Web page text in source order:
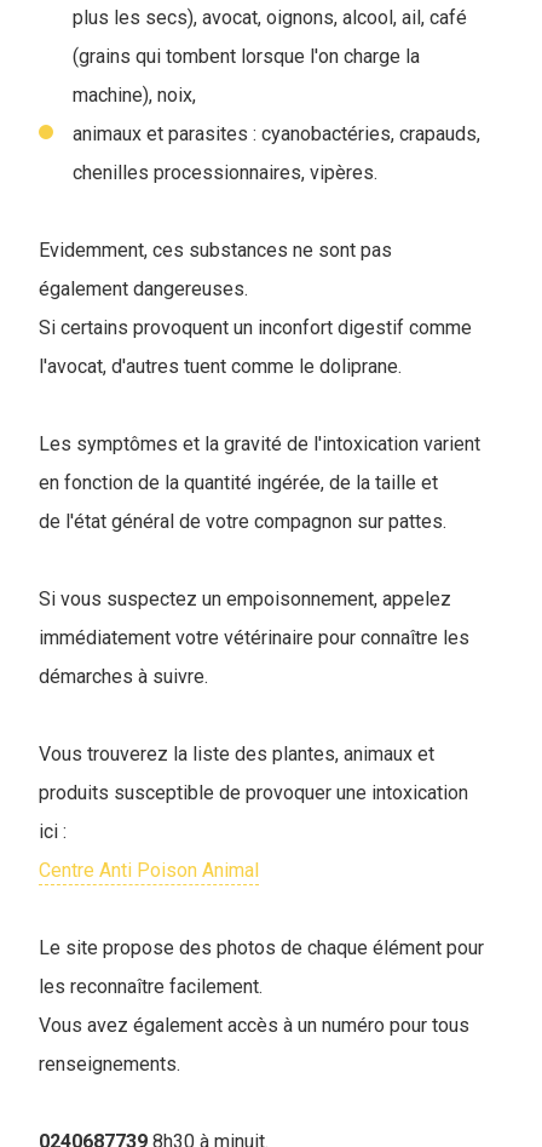
plus les secs), avocat, oignons, alcool, ail, café
(grains qui tombent lorsque l'on charge la
machine), noix,
animaux et parasites : cyanobactéries, crapauds,
chenilles processionnaires, vipères.
Evidemment, ces substances ne sont pas
également dangereuses.
Si certains provoquent un inconfort digestif comme
l'avocat, d'autres tuent comme le doliprane.
Les symptômes et la gravité de l'intoxication varient
en fonction de la quantité ingérée, de la taille et
de l'état général de votre compagnon sur pattes.
Si vous suspectez un empoisonnement, appelez
immédiatement votre vétérinaire pour connaître les
démarches à suivre.
Vous trouverez la liste des plantes, animaux et
produits susceptible de provoquer une intoxication
ici :
Centre Anti Poison Animal
Le site propose des photos de chaque élément pour
les reconnaître facilement.
Vous avez également accès à un numéro pour tous
renseignements.
0240687739 8h30 à minuit.